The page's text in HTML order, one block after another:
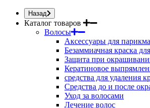
Назад
Каталог товаров
Волосы
Аксессуары для
Безаммиачная краска
Защита при
Кератиновое
средства для удаления
Средства до и после
Уход за волосами
Лечение волос